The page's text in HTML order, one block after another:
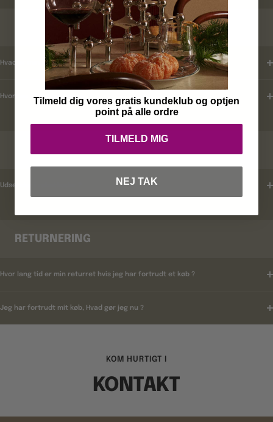
KUNDEKLUB
Hvad er mine fordele ?
Hvordan tilmelder jeg mig ?
Udsender i rabatkoder ?
RETURNERING
Hvor lang tid er min returret hvis jeg har fortrudt et køb ?
Jeg har fortrudt mit køb, Hvad gør jeg nu ?
KOM HURTIGT I
KONTAKT
Tilmeld dig vores gratis kundeklub og optjen
point på alle ordre
TILMELD MIG
NEJ TAK